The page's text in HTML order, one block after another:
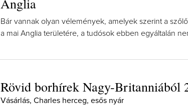
Anglia
Bár vannak olyan vélemények, amelyek szerint a
a mai Anglia területére, a tudósok ebben egyáltalán
Rövid borhírek Nagy-Britanniából
Vásárlás, Charles herceg, esős nyár